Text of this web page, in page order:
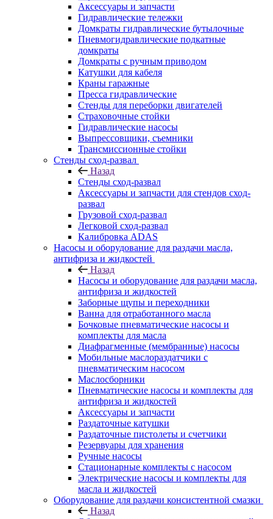
Аксессуары и запчасти
Гидравлические тележки
Домкраты гидравлические бутылочные
Пневмогидравлические подкатные
домкраты
Домкраты с ручным приводом
Катушки для кабеля
Краны гаражные
Пресса гидравлические
Стенды для переборки двигателей
Страховочные стойки
Гидравлические насосы
Выпрессовщики, съемники
Трансмиссионные стойки
Стенды сход-развал
Назад
Стенды сход-развал
Аксессуары и запчасти для стендов сход-
развал
Грузовой сход-развал
Легковой сход-развал
Калибровка ADAS
Насосы и оборудование для раздачи масла,
антифриза и жидкостей
Назад
Насосы и оборудование для раздачи масла,
антифриза и жидкостей
Заборные щупы и переходники
Ванна для отработанного масла
Бочковые пневматические насосы и
комплекты для масла
Диафрагменные (мембранные) насосы
Мобильные маслораздатчики с
пневматическим насосом
Маслосборники
Пневматические насосы и комплекты для
антифриза и жидкостей
Аксессуары и запчасти
Раздаточные катушки
Раздаточные пистолеты и счетчики
Резервуары для хранения
Ручные насосы
Стационарные комплекты с насосом
Электрические насосы и комплекты для
масла и жидкостей
Оборудование для раздачи консистентной смазки
Назад